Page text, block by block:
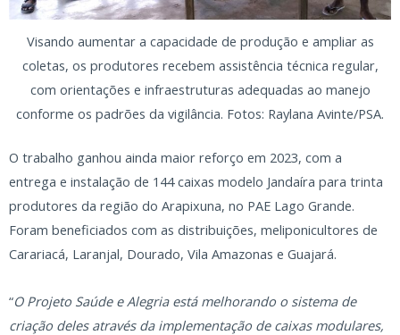
Visando aumentar a capacidade de produção e ampliar as
coletas, os produtores recebem assistência técnica regular,
com orientações e infraestruturas adequadas ao manejo
conforme os padrões da vigilância. Fotos: Raylana Avinte/PSA.
O trabalho ganhou ainda maior reforço em 2023, com a
entrega e instalação de 144 caixas modelo Jandaíra para trinta
produtores da região do Arapixuna, no PAE Lago Grande.
Foram beneficiados com as distribuições, meliponicultores de
Carariacá, Laranjal, Dourado, Vila Amazonas e Guajará.
“O Projeto Saúde e Alegria está melhorando o sistema de
criação deles através da implementação de caixas modulares,